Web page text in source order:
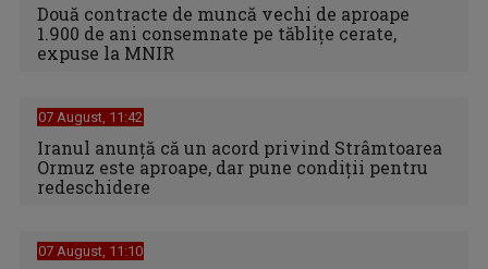
Două contracte de muncă vechi de aproape
1.900 de ani consemnate pe tăblițe cerate,
expuse la MNIR
07 August, 11:42
Iranul anunță că un acord privind Strâmtoarea
Ormuz este aproape, dar pune condiții pentru
redeschidere
07 August, 11:10